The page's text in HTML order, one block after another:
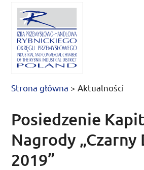
Strona główna > Aktualności
Posiedzenie
Nagrody
2019”